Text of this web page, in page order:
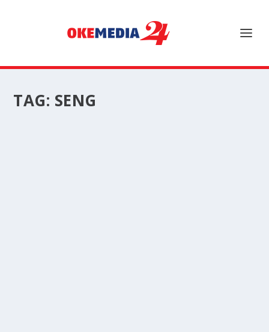
TAG: SENG